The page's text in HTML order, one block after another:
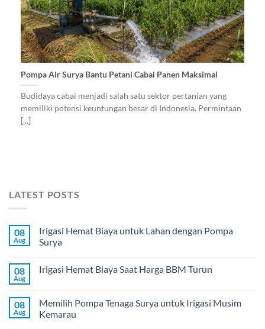
Pompa Air Surya Bantu Petani Cabai Panen Maksimal
Budidaya cabai menjadi salah satu sektor pertanian yang
memiliki potensi keuntungan besar di Indonesia. Permintaan
[...]
LATEST POSTS
08
Aug
Irigasi Hemat Biaya untuk Lahan dengan Pompa
Surya
08
Aug
Irigasi Hemat Biaya Saat Harga BBM Turun
08
Aug
Memilih Pompa Tenaga Surya untuk Irigasi Musim
Kemarau